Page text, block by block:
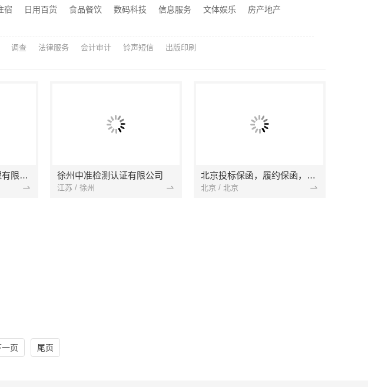
新中式定制费用详解-江苏东钢金属家居有限公司
宿 日用百货 食品餐饮 数码科技 信息服务 文体娱乐
房产地产
调查 法律服务 会计审计 铃声短信 出版印刷
合肥简奥知识产权代理有限公司 徐州中准检测认证有限公司
江苏 / 徐州
北京投标保函，履约保函，预付款保函，银行保函，农民工工资保函 ，诉讼保全保函
北京 / 北京
一页 尾页